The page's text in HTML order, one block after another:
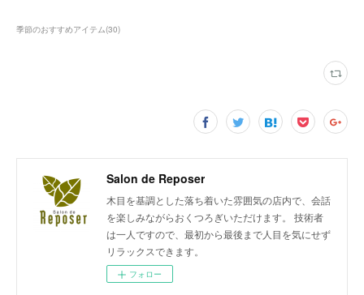
季節のおすすめアイテム(30)
Salon de Reposer
木目を基調とした落ち着いた雰囲気の店内で、会話
を楽しみながらおくつろぎいただけます。 技術者
は一人ですので、最初から最後まで人目を気にせず
リラックスできます。
フォロー